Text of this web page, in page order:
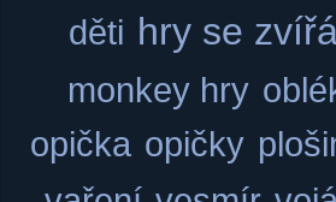
děti hry se
monkey hry
opička opičky